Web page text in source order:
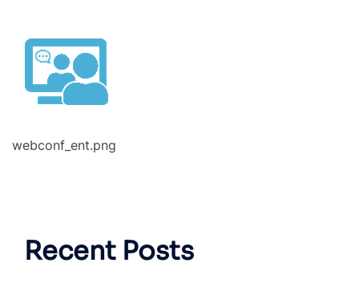
webconf_ent.png
Recent Posts